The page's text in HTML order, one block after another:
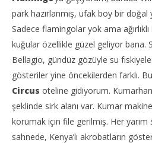
park hazırlanmış, ufak boy bir doğal
Sadece flamingolar yok ama
kuğular özellikle güzel geliyor bana.
Bellagio, gündüz gözüyle su
gösteriler yine öncekilerden farklı.
Circus oteline gidiyorum.
şeklinde sirk alanı var. Kumar
korumak için file gerilmiş. Her
sahnede, Kenya’lı akrobatların